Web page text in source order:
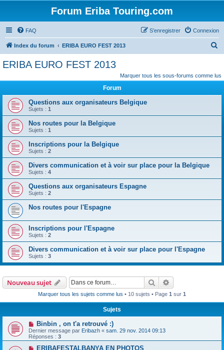
Forum Eriba Touring.com
FAQ Connexion
S’enregistrer
Index du forum ERIBA EURO FEST 2013
h
c
ERIBA EURO FEST 2013
Marquer tous les sous-forums comme lus
Forum
Questions aux organisateurs Belgique
Sujets : 1
Nos routes pour la Belgique
Sujets : 1
Inscriptions pour la Belgique
Sujets : 2
Divers communication et à voir sur place pour la Belgique
Sujets : 4
Questions aux organisateurs Espagne
Sujets : 2
Nos routes pour l'Espagne
Inscriptions pour l'Espagne
Sujets : 2
Divers communication et à voir sur place pour l'Espagne
Sujets : 3
Nouveau sujet Rechercher
Marquer tous les sujets comme lus • 10 sujets • Page 1 sur 1
Sujets
Binbin , on t'a retrouvé :)
Dernier message par Eribazh « sam. 29 nov. 2014 09:13
Réponses : 3
ERIBAFESTALBANYA EN PHOTOS